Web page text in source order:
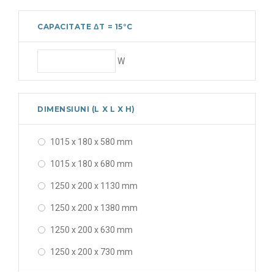
CAPACITATE ΔT = 15°C
W
DIMENSIUNI (L X L X H)
1015 x 180 x 580 mm
1015 x 180 x 680 mm
1250 x 200 x 1130 mm
1250 x 200 x 1380 mm
1250 x 200 x 630 mm
1250 x 200 x 730 mm